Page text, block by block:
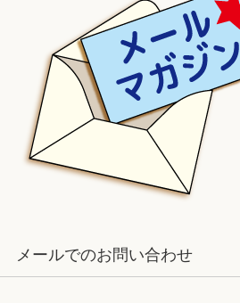
メールでのお問い合わせ